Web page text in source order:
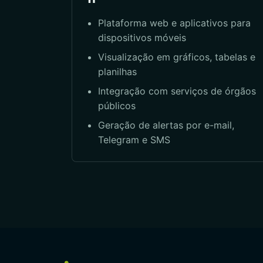
Plataforma web e aplicativos para
dispositivos móveis
Visualização em gráficos, tabelas e
planilhas
Integração com serviços de órgãos
públicos
Geração de alertas por e-mail,
Telegram e SMS